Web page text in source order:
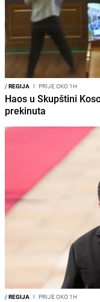
/REGIJA I PRIJE OKO 1H
Haos u Skupštini
prekinuta
/REGIJA I PRIJE OKO 1H